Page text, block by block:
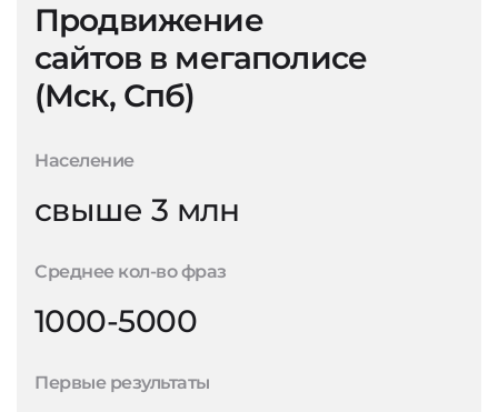
Продвижение
сайтов в мегаполисе
(Мск, Спб)
Население
свыше 3 млн
Среднее кол-во фраз
1000-5000
Первые результаты